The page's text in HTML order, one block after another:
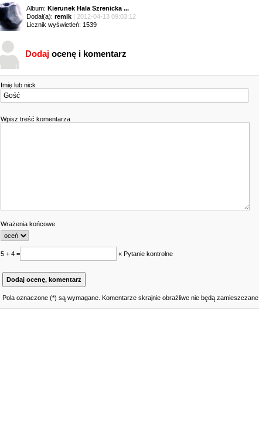
Album: Kierunek Hala Szrenicka ...
Dodał(a): remik | 2012-04-13 09:03:12
Licznik wyświetleń: 1539
Dodaj ocenę i komentarz
Imię lub nick
Wpisz treść komentarza
Wrażenia końcowe
5 + 4 = « Pytanie kontrolne
Pola oznaczone (*) są wymagane. Komentarze skrajnie obraźliwe nie będą zamieszczane.